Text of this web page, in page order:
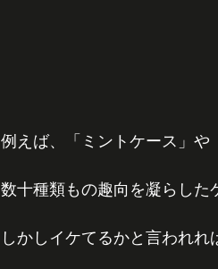
例えば、「ミントケース」や
数十種類もの趣向を凝らした
しかしイケてるかと言われれ